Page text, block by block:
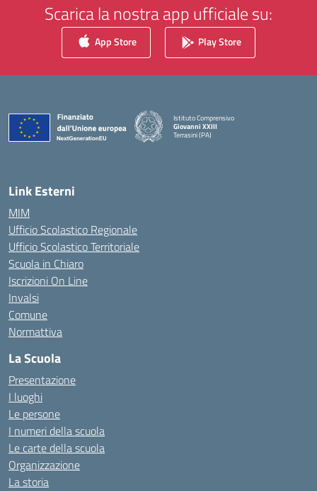
Scarica la nostra app ufficiale su:
App Store Play Store
Istituto Comprensivo
Giovanni XXIII
Terrasini (PA)
Link Esterni
MIM
Ufficio Scolastico Regionale
Ufficio Scolastico Territoriale
Scuola in Chiaro
Iscrizioni On Line
Invalsi
Comune
Normattiva
La Scuola
Presentazione
I luoghi
Le persone
I numeri della scuola
Le carte della scuola
Organizzazione
La storia